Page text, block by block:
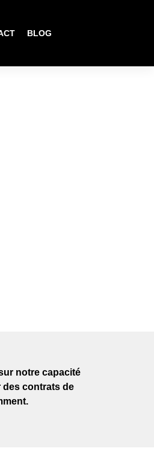
BLOG
notre capacité
des contrats de